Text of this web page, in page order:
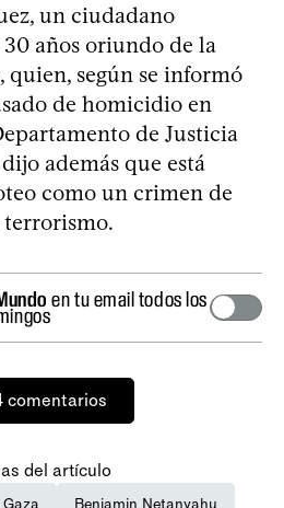
un ciudadano
años oriundo de la
quien, según se informó
de homicidio en
de Justicia
además que está
como un crimen de
en tu email todos los
comentarios
del artículo
Benjamin Netanyahu